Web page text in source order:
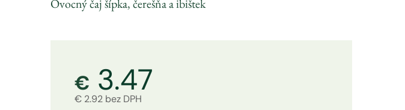
Ovocný čaj šípka, čerešňa a ibištek
€ 3.47
€ 2.92 bez DPH